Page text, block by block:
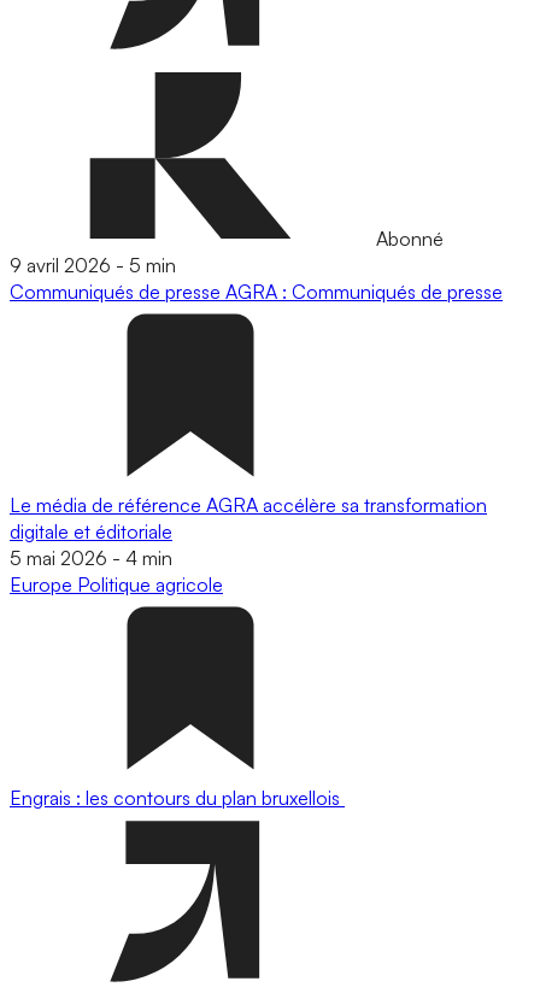
Abonné
9 avril 2026 - 5 min
Communiqués de presse AGRA : Communiqués de presse
Le média de référence AGRA accélère sa transformation
digitale et éditoriale
5 mai 2026 - 4 min
Europe Politique agricole
Engrais : les contours du plan bruxellois